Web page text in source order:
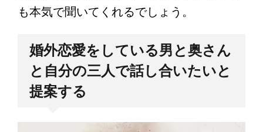
も本気で聞いてくれるでしょう。
婚外恋愛をしている男と奥さん
と自分の三人で話し合いたいと
提案する